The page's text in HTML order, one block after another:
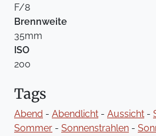
F/8
Brennweite
35mm
ISO
200
Tags
Abend - Abendlicht - Aussicht -
Sommer - Sonnenstrahlen -